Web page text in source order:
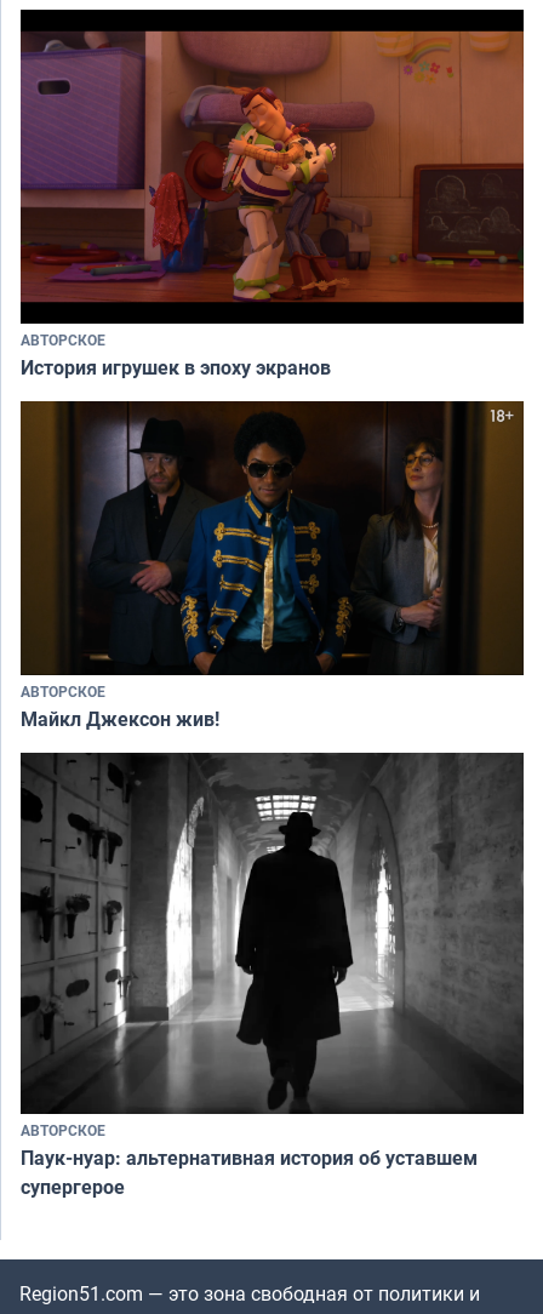
АВТОРСКОЕ
История игрушек в эпоху экранов
АВТОРСКОЕ
Майкл Джексон жив!
АВТОРСКОЕ
Паук-нуар: альтернативная история об уставшем
супергерое
Region51.com — это зона свободная от политики и